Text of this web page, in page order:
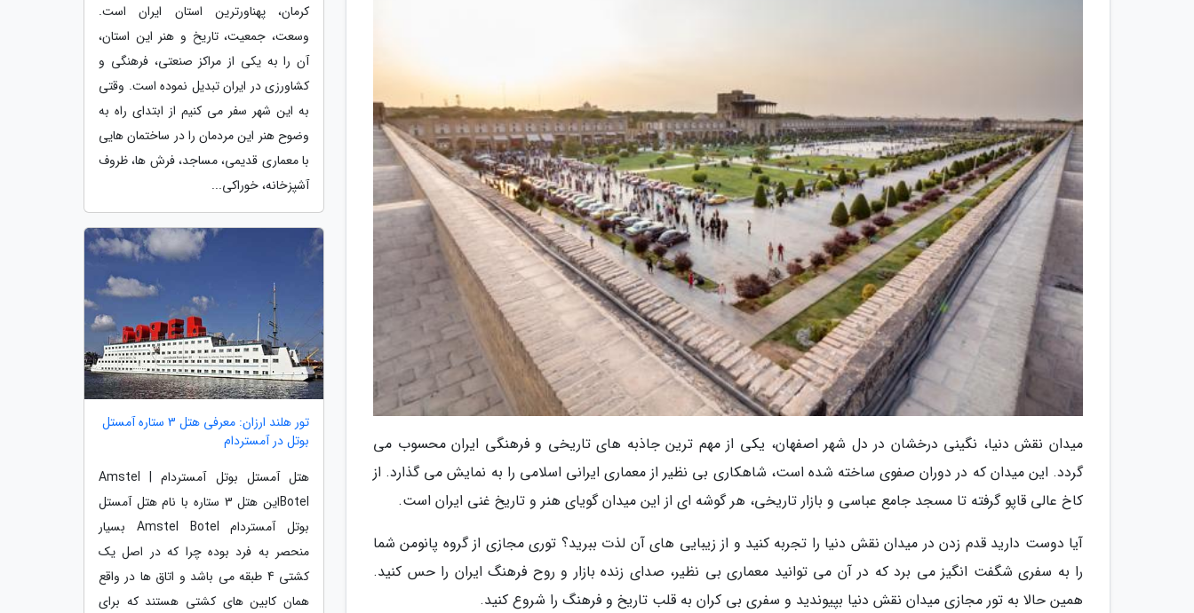
میدان نقش دنیا، نگینی درخشان در دل شهر اصفهان، یکی از مهم ترین جاذبه های تاریخی و فرهنگی ایران محسوب می
گردد. این میدان که در دوران صفوی ساخته شده است، شاهکاری بی نظیر از معماری ایرانی اسلامی را به نمایش می گذارد. از
کاخ عالی قاپو گرفته تا مسجد جامع عباسی و بازار تاریخی، هر گوشه ای از این میدان گویای هنر و تاریخ غنی ایران است.
آیا دوست دارید قدم زدن در میدان نقش دنیا را تجربه کنید و از زیبایی های آن لذت ببرید؟ توری مجازی از گروه پانومن شما
را به سفری شگفت انگیز می برد که در آن می توانید معماری بی نظیر، صدای زنده بازار و روح فرهنگ ایران را حس کنید.
همین حالا به تور مجازی میدان نقش دنیا بپیوندید و سفری بی کران به قلب تاریخ و فرهنگ را شروع کنید.
کرمان، پهناورترین استان ایران است.
وسعت، جمعیت، تاریخ و هنر این استان،
آن را به یکی از مراکز صنعتی، فرهنگی و
کشاورزی در ایران تبدیل نموده است. وقتی
به این شهر سفر می کنیم از ابتدای راه به
وضوح هنر این مردمان را در ساختمان هایی
با معماری قدیمی، مساجد، فرش ها، ظروف
آشپزخانه، خوراکی...
تور هلند ارزان: معرفی هتل 3 ستاره آمستل
بوتل در آمستردام
هتل آمستل بوتل آمستردام | Amstel
Botelاین هتل 3 ستاره با نام هتل آمستل
بوتل آمستردام Amstel Botel بسیار
منحصر به فرد بوده چرا که در اصل یک
کشتی 4 طبقه می باشد و اتاق ها در واقع
همان کابین های کشتی هستند که برای